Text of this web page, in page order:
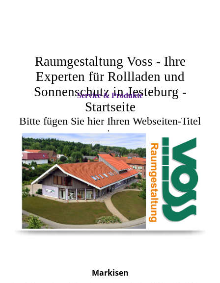
Raumgestaltung Voss - Ihre
Experten für Rollladen und
Sonnenschutz in Jesteburg -
Startseite
Bitte fügen Sie hier Ihren Webseiten-Titel
ein.
Service & Produkte
Markisen